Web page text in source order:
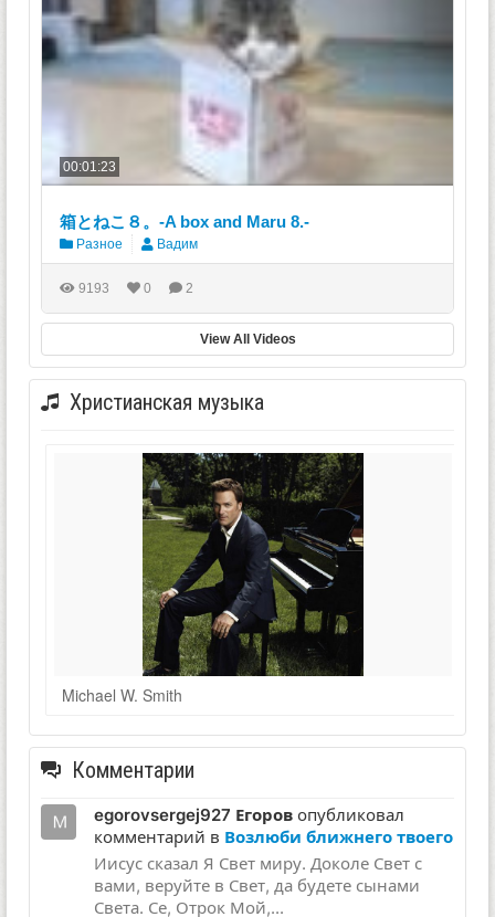
00:01:23
箱とねこ８。-A box and Maru 8.-
Разное Вадим
9193 0 2
View All Videos
Христианская музыка
Michael W. Smith
Комментарии
egorovsergej927 Егоров опубликовал
комментарий в Возлюби ближнего твоего
Иисус сказал Я Свет миру. Доколе Свет с
вами, веруйте в Свет, да будете сынами
Света. Се, Отрок Мой,...